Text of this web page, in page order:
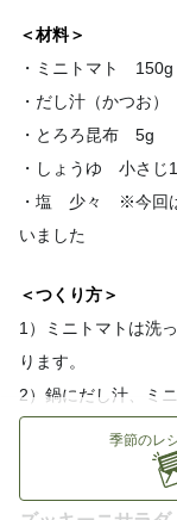
季節のレ
＜材料＞
・ミニトマト 150g
・だし汁（かつお
・とろろ昆布 5g
・しょうゆ 小さじ1
・塩 少々 ※今回は
いました
＜つくり方＞
1）ミニトマトは洗
ります。
2）鍋にだし汁、ミ
3）2にとろろ昆布